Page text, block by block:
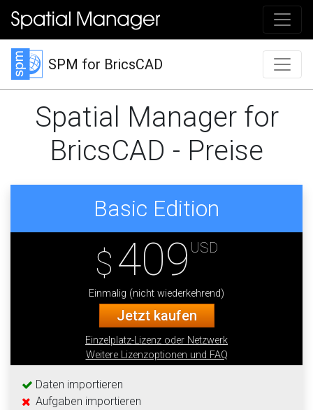
SPM for BricsCAD
Spatial Manager for
BricsCAD - Preise
Basic Edition
$409 USD
Einmalig (nicht wiederkehrend)
Jetzt kaufen
Einzelplatz-Lizenz oder Netzwerk
Weitere Lizenzoptionen und FAQ
Daten importieren
Aufgaben importieren